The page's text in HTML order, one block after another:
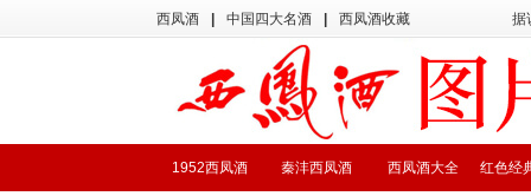
西凤酒 中国四大名酒 西凤酒收藏 据
红色经
西凤酒大全
秦沣西凤酒
1952西凤酒